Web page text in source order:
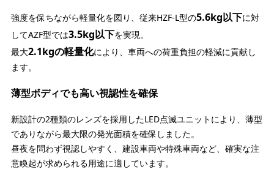
強度を保ちながら軽量化を図り、従来HZF-L型の5.6kg以下に対
してAZF型では3.5kg以下を実現。
最大2.1kgの軽量化により、車両への荷重負担の軽減に貢献し
ます。
薄型ボディでも高い視認性を確保
新設計の2種類のレンズを採用したLED点滅ユニットにより、薄型
でありながら最大限の発光面積を確保しました。
昼夜を問わず視認しやすく、建設車両や特殊車両など、確実な注
意喚起が求められる用途に適しています。